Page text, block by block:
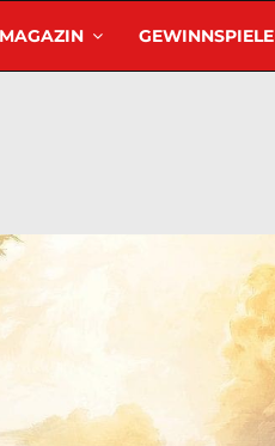
MAGAZIN GEWINNSPIELE